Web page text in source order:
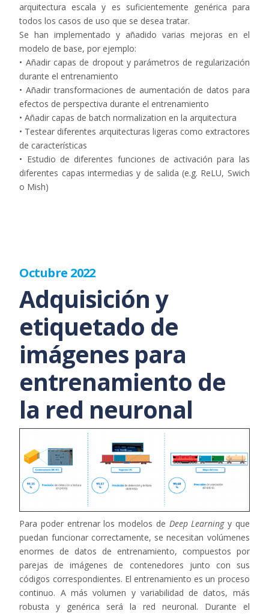
arquitectura escala y es suficientemente genérica para
todos los casos de uso que se desea tratar.
Se han implementado y añadido varias mejoras en el
modelo de base, por ejemplo:
• Añadir capas de dropout y parámetros de regularización
durante el entrenamiento
• Añadir transformaciones de aumentación de datos para
efectos de perspectiva durante el entrenamiento
• Añadir capas de batch normalization en la arquitectura
• Testear diferentes arquitecturas ligeras como extractores
de características
• Estudio de diferentes funciones de activación para las
diferentes capas intermedias y de salida (e.g. ReLU, Swich
o Mish)
Octubre 2022
Adquisición y
etiquetado de
imágenes para
entrenamiento de
la red neuronal
Para poder entrenar los modelos de Deep Learningy que
puedan funcionar correctamente, se necesitan volúmenes
enormes de datos de entrenamiento, compuestos por
parejas de imágenes de contenedores junto con sus
códigos correspondientes. El entrenamiento es un proceso
continuo. A más volumen y variabilidad de datos, más
robusta y genérica será la red neuronal. Durante el